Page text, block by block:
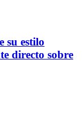
su estilo
directo sobre